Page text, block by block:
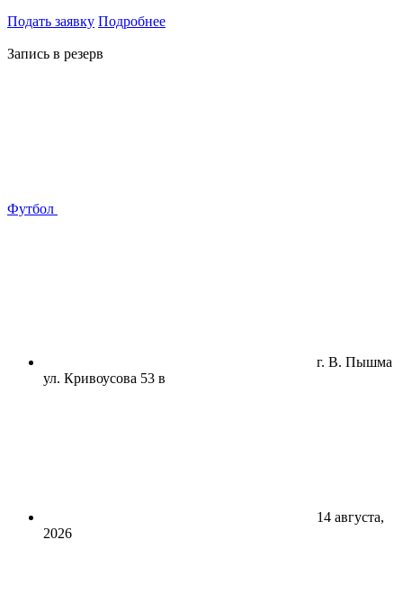
Подать заявку Подробнее
Запись в резерв
Футбол
г. В. Пышма
ул. Кривоусова 53 в
14 августа,
2026